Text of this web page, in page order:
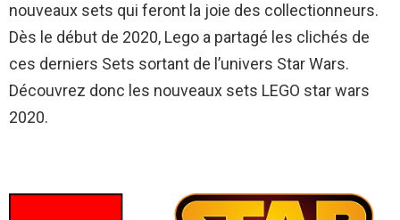
nouveaux sets qui feront la joie des collectionneurs.
Dès le début de 2020, Lego a partagé les clichés de
ces derniers Sets sortant de l’univers Star Wars.
Découvrez donc les nouveaux sets LEGO star wars
2020.